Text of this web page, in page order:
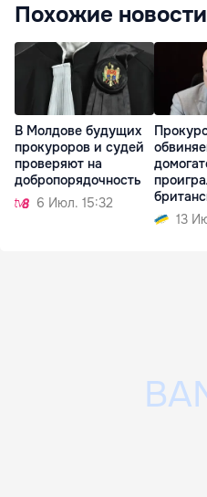
Похожие новости
В Молдове будущих
прокуроров и судей
проверяют на
добропорядочность
6 Июл. 15:32
13